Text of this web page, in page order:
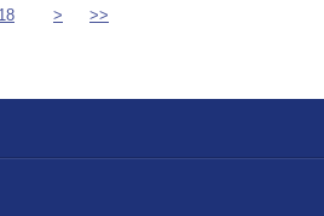
18
> >>